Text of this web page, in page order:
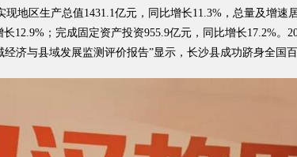
地区生产总值1431.1亿元，同比增长11.3%，总量及增速
12.9%；完成固定资产投资955.9亿元，同比增长17.2%
济与县域发展监测评价报告”显示，长沙县成功跻身全国百